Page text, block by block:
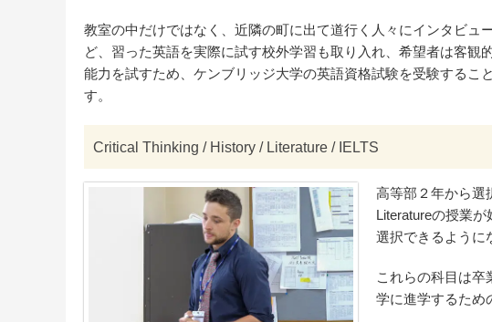
教室の中だけではなく、近隣の町に出て道行く人々にインタビュ
ど、習った英語を実際に試す校外学習も取り入れ、希望者は客観
能力を試すため、ケンブリッジ大学の英語資格試験を受験するこ
す。
Critical Thinking / History / Literature / IELTS
高等部２年から選
Literatureの授業
選択できるように
これらの科目は卒
学に進学するため